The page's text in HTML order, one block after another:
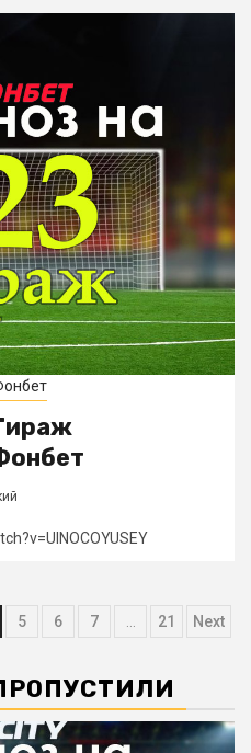
5 6 7 21 Next